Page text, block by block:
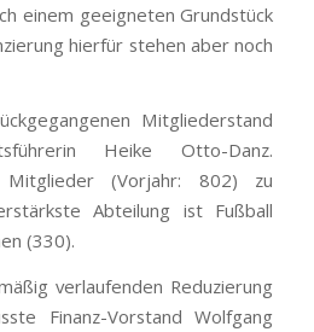
einem geeigneten Grundstück
hierfür stehen aber noch
Mitgliederstand
Heike Otto-Danz.
(Vorjahr: 802) zu
Abteilung ist Fußball
(330).
verlaufenden Reduzierung
Finanz-Vorstand Wolfgang